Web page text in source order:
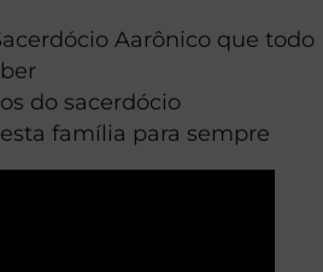
Aarônico que todo
do sacerdócio
família para sempre